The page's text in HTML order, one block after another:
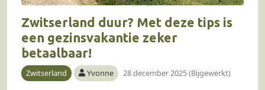
Zwitserland duur? Met deze tips is
een gezinsvakantie zeker
betaalbaar!
Zwitserland Yvonne 28 december 2025 (Bijgewerkt)